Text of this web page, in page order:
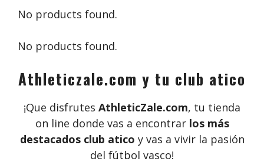
No products found.
No products found.
Athleticzale.com y tu club atico
¡Que disfrutes AthleticZale.com, tu tienda
on line donde vas a encontrar los más
destacados club atico y vas a vivir la pasión
del fútbol vasco!